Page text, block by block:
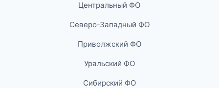
Центральный ФО
Северо-Западный ФО
Приволжский ФО
Уральский ФО
Сибирский ФО